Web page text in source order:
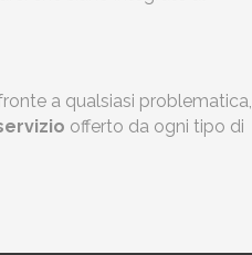
a qualsiasi problematica,
offerto da ogni tipo di